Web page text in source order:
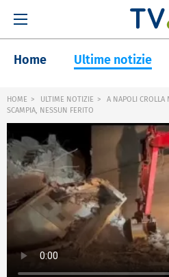
Home Ultime notizie
HOME ULTIME NOTIZIE
A NAPOLI CROLLA
SCAMPIA, NESSUN FERITO